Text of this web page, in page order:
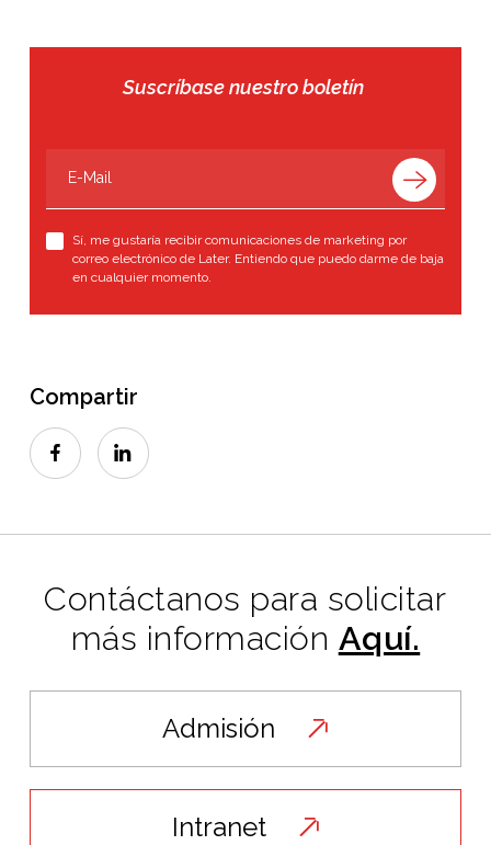
Compartir
Suscríbase nuestro boletín
Sí, me gustaría recibir comunicaciones de marketing por
correo electrónico de Later. Entiendo que puedo darme de baja
en cualquier momento.
Contáctanos para solicitar
más información Aquí.
Admisión
Intranet